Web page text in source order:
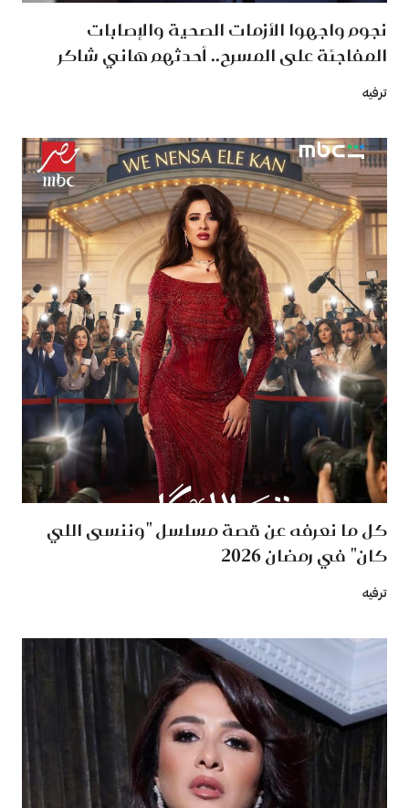
نجوم واجهوا الأزمات الصحية والإصابات
المفاجئة على المسرح.. أحدثهم هاني شاكر
ترفيه
كل ما نعرفه عن قصة مسلسل "وننسى اللي
كان" في رمضان 2026
ترفيه